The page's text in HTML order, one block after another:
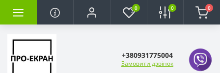
0 0 0
+380931775004
Замовити дзвінок